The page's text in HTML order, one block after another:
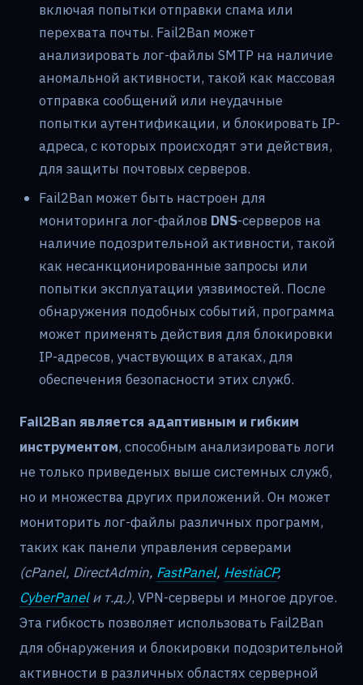
включая попытки отправки спама или
перехвата почты. Fail2Ban может
анализировать лог-файлы SMTP на наличие
аномальной активности, такой как массовая
отправка сообщений или неудачные
попытки аутентификации, и блокировать IP-
адреса, с которых происходят эти действия,
для защиты почтовых серверов.
Fail2Ban может быть настроен для
мониторинга лог-файлов DNS-серверов на
наличие подозрительной активности, такой
как несанкционированные запросы или
попытки эксплуатации уязвимостей. После
обнаружения подобных событий, программа
может применять действия для блокировки
IP-адресов, участвующих в атаках, для
обеспечения безопасности этих служб.
Fail2Ban является адаптивным и гибким
инструментом, способным анализировать логи
не только приведеных выше системных служб,
но и множества других приложений. Он может
мониторить лог-файлы различных программ,
таких как панели управления серверами
(cPanel, DirectAdmin, FastPanel, HestiaCP,
CyberPanelи т.д.), VPN-серверы и многое другое.
Эта гибкость позволяет использовать Fail2Ban
для обнаружения и блокировки подозрительной
активности в различных областях серверной